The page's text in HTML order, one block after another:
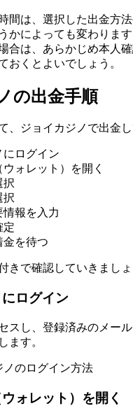
間は、選択した出金方
かによっても変わりま
合は、あらかじめ本人
おくとよいでしょう。
の出金手順
、ジョイカジノで出金し
にログイン
ォレット）を開く
択
択
報を入力
定
金を待つ
きで確認していきましょ
ログイン
スし、登録済みのメー
ます。
ォレット）を開く